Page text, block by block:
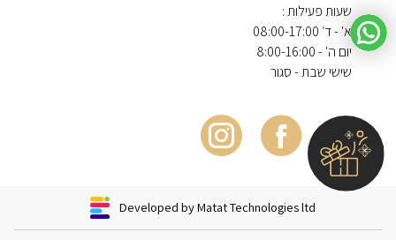
שעות פעילות :
א' - ד׳ 08:00-17:00
יום ה' - 8:00-16:00
שישי שבת - סגור
Developed by Matat Technologies ltd